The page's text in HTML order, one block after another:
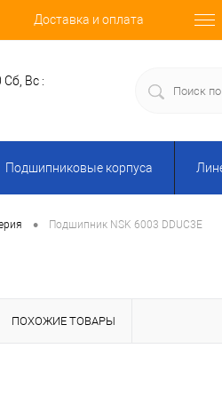
Доставка и оплата
Сб, Вс :
Подшипниковые корпуса
• Подшипник NSK 6003 DDUC3E
ПОХОЖИЕ ТОВАРЫ